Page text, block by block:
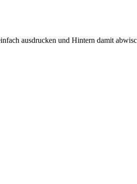
ausdrucken und Hintern damit